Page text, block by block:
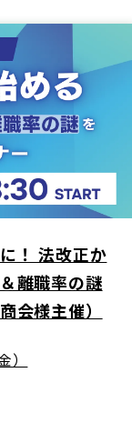
！ 法改正か
離職率の謎
会様主催）